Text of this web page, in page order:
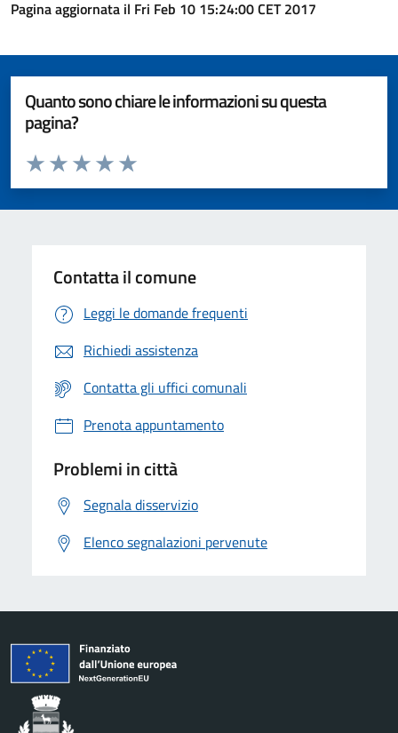
Pagina aggiornata il Fri Feb 10 15:24:00 CET 2017
Quanto sono chiare le informazioni su questa
pagina?
Valuta da 1 a 5 stelle la pagina
Valuta 5 stelle su 5
Valuta 4 stelle su 5
Valuta 3 stelle su 5
Valuta 2 stelle su 5
Valuta 1 stelle su 5
Contatta il comune
Leggi le domande frequenti
Richiedi assistenza
Contatta gli uffici comunali
Prenota appuntamento
Problemi in città
Segnala disservizio
Elenco segnalazioni pervenute